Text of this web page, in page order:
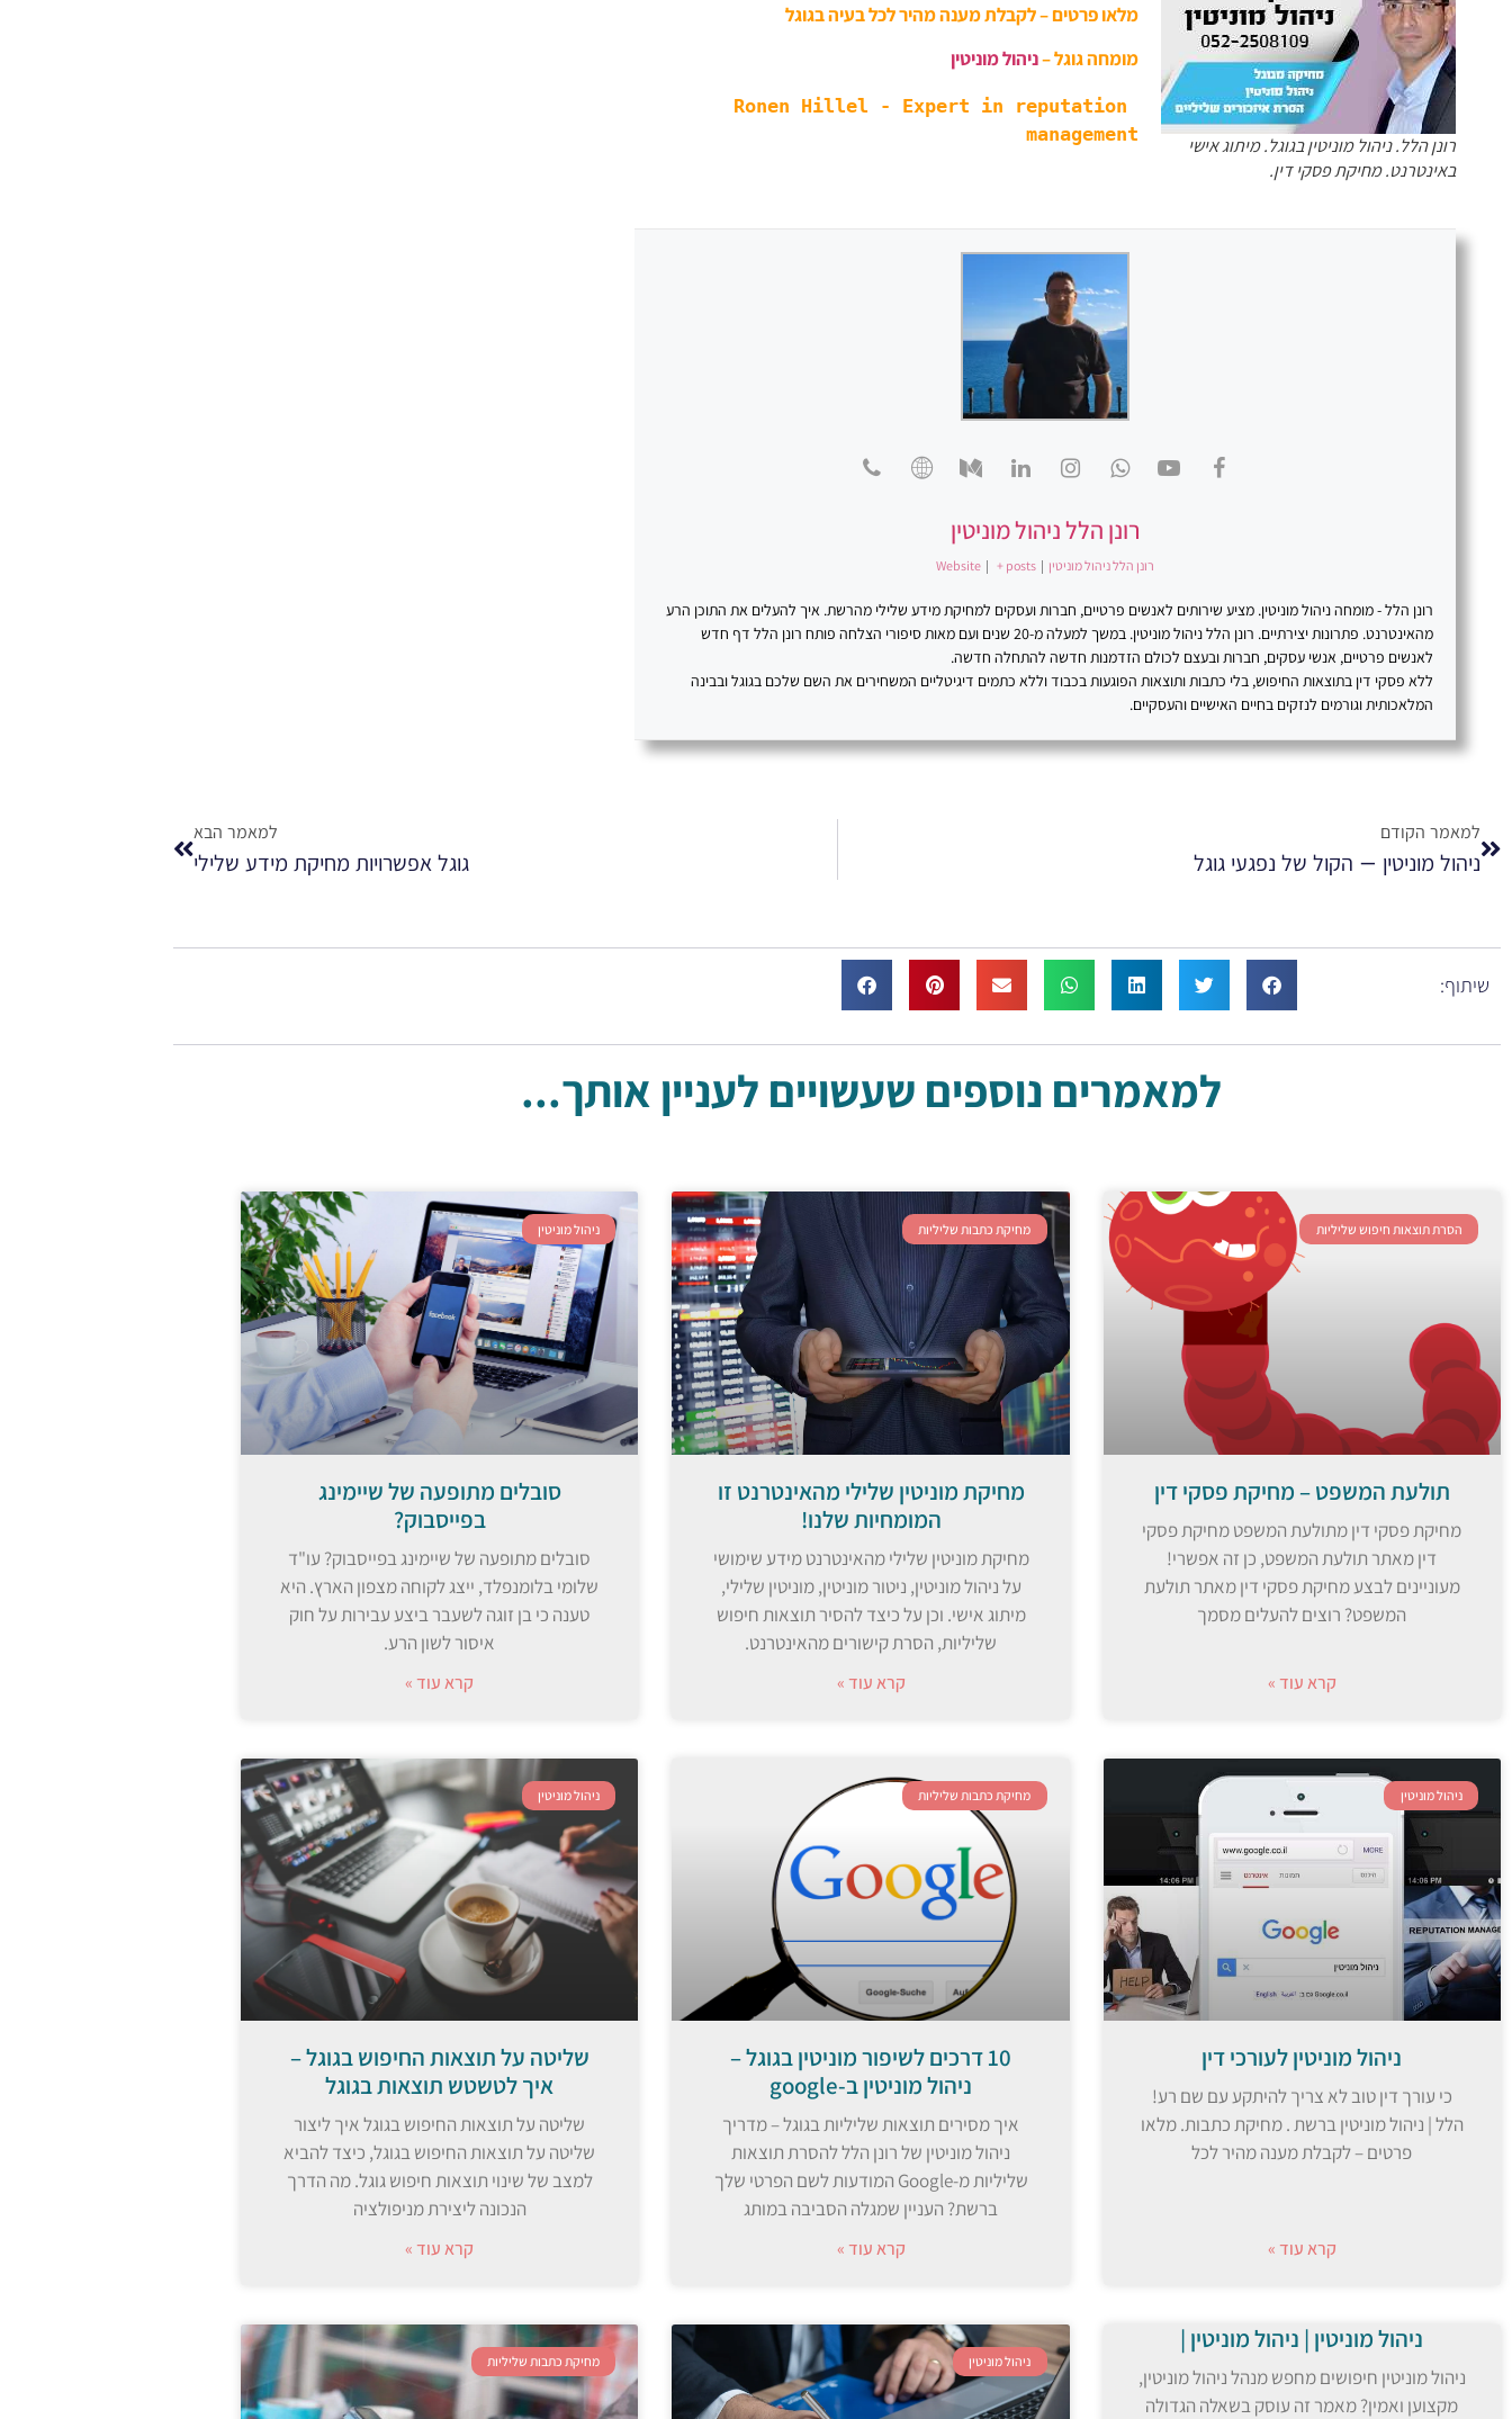
רונן הלל. ניהול מוניטין בגוגל. מיתוג אישי
באינטרנט. מחיקת פסקי דין.
מלאו פרטים – לקבלת מענה מהיר לכל בעיה בגוגל
מומחה גוגל –ניהול מוניטין
Ronen Hillel - Expert in reputation
management
רונן הלל ניהול מוניטין
רונן הלל ניהול מוניטין |
Website | + posts
רונן הלל - מומחה ניהול מוניטין. מציע שירותים לאנשים פרטיים, חברות ועסקים למחיקת מידע שלילי מהרשת. איך להעלים את התוכן הרע
מהאינטרנט. פתרונות יצירתיים. רונן הלל ניהול מוניטין. במשך למעלה מ-20 שנים ועם מאות סיפורי הצלחה פותח רונן הלל דף חדש
לאנשים פרטיים, אנשי עסקים, חברות ובעצם לכולם הזדמנות חדשה להתחלה חדשה.
ללא פסקי דין בתוצאות החיפוש, בלי כתבות ותוצאות הפוגעות בכבוד וללא כתמים דיגיטליים המשחירים את השם שלכם בגוגל ובבינה
המלאכותית וגורמים לנזקים בחיים האישיים והעסקיים.
למאמר הקודם
ניהול מוניטין – הקול של נפגעי גוגל
למאמר הבא
גוגל אפשרויות מחיקת מידע שלילי
שיתוף:
למאמרים נוספים שעשויים לעניין אותך...
הסרת תוצאות חיפוש שליליות
תולעת המשפט – מחיקת פסקי דין
מחיקת פסקי דין מתולעת המשפט מחיקת פסקי
דין מאתר תולעת המשפט, כן זה אפשרי!
מעוניינים לבצע מחיקת פסקי דין מאתר תולעת
המשפט? רוצים להעלים מסמך
קרא עוד »
מחיקת כתבות שליליות
מחיקת מוניטין שלילי מהאינטרנט זו
המומחיות שלנו!
מחיקת מוניטין שלילי מהאינטרנט מידע שימושי
על ניהול מוניטין, ניטור מוניטין, מוניטין שלילי,
מיתוג אישי. וכן על כיצד להסיר תוצאות חיפוש
שליליות, הסרת קישורים מהאינטרנט.
קרא עוד »
ניהול מוניטין
סובלים מתופעה של שיימינג
בפייסבוק?
סובלים מתופעה של שיימינג בפייסבוק? עו"ד
שלומי בלומנפלד, ייצג לקוחה מצפון הארץ. היא
טענה כי בן זוגה לשעבר ביצע עבירות על חוק
איסור לשון הרע.
קרא עוד »
ניהול מוניטין
ניהול מוניטין לעורכי דין
כי עורך דין טוב לא צריך להיתקע עם שם רע!
הלל | ניהול מוניטין ברשת . מחיקת כתבות. מלאו
פרטים – לקבלת מענה מהיר לכל
קרא עוד »
מחיקת כתבות שליליות
10 דרכים לשיפור מוניטין בגוגל –
ניהול מוניטין ב-google
איך מסירים תוצאות שליליות בגוגל – מדריך
ניהול מוניטין של רונן הלל להסרת תוצאות
שליליות מ-Google המודעות לשם הפרטי שלך
ברשת? העניין שמגלה הסביבה במותג
קרא עוד »
ניהול מוניטין
שליטה על תוצאות החיפוש בגוגל –
איך לטשטש תוצאות בגוגל
שליטה על תוצאות החיפוש בגוגל איך ליצור
שליטה על תוצאות החיפוש בגוגל, כיצד להביא
למצב של שינוי תוצאות חיפוש גוגל. מה הדרך
הנכונה ליצירת מניפולציה
קרא עוד »
ניהול מוניטין | ניהול מוניטין |
ניהול מוניטין חיפושים מחפש מנהל ניהול מוניטין,
מקצוען ואמין? מאמר זה עוסק בשאלה הגדולה
ניהול מוניטין מחיקת כתבות שליליות